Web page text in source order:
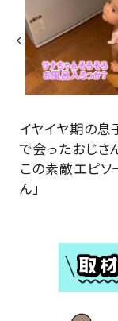
イヤイヤ期の
で会ったおじ
この素敵エピソ
ん」